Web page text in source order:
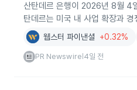
산탄데르 은행이 2026년 8월 4
탄데르는 미국 내 사업 확장과
웹스터 파이낸셜 +0.32%
PR Newswire 4일 전